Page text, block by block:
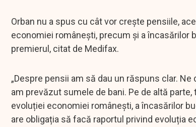
Orban nu a spus cu cât vor crește pensiile,
economiei românești, precum și a încasărilor
premierul, citat de Medifax.
„Despre pensii am să dau un răspuns clar.
am prevăzut sumele de bani. Pe de altă
evoluției economiei românești, a încasărilor
are obligația să facă raportul privind evoluția